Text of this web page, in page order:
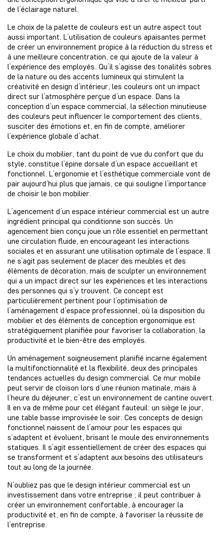
de l’éclairage naturel.
Le choix de la palette de couleurs est un autre aspect tout
aussi important. L’utilisation de couleurs apaisantes permet
de créer un environnement propice à la réduction du stress et
à une meilleure concentration, ce qui ajoute de la valeur à
l’expérience des employés. Qu’il s’agisse des tonalités sobres
de la nature ou des accents lumineux qui stimulent la
créativité en design d’intérieur, les couleurs ont un impact
direct sur l’atmosphère perçue d’un espace. Dans la
conception d’un espace commercial, la sélection minutieuse
des couleurs peut influencer le comportement des clients,
susciter des émotions et, en fin de compte, améliorer
l’expérience globale d’achat.
Le choix du mobilier, tant du point de vue du confort que du
style, constitue l’épine dorsale d’un espace accueillant et
fonctionnel. L’ergonomie et l’esthétique commerciale vont de
pair aujourd’hui plus que jamais, ce qui souligne l’importance
de choisir le bon mobilier.
L’agencement d’un espace intérieur commercial est un autre
ingrédient principal qui conditionne son succès. Un
agencement bien conçu joue un rôle essentiel en permettant
une circulation fluide, en encourageant les interactions
sociales et en assurant une utilisation optimale de l’espace. Il
ne s’agit pas seulement de placer des meubles et des
éléments de décoration, mais de sculpter un environnement
qui a un impact direct sur les expériences et les interactions
des personnes qui s’y trouvent. Ce concept est
particulièrement pertinent pour l’optimisation de
l’aménagement d’espace professionnel, où la disposition du
mobilier et des éléments de conception ergonomique est
stratégiquement planifiée pour favoriser la collaboration, la
productivité et le bien-être des employés.
Un aménagement soigneusement planifié incarne également
la multifonctionnalité et la flexibilité, deux des principales
tendances actuelles du design commercial. Ce mur mobile
peut servir de cloison lors d’une réunion matinale, mais à
l’heure du déjeuner, c’est un environnement de cantine ouvert.
Il en va de même pour cet élégant fauteuil: un siège le jour,
une table basse improvisée le soir. Ces concepts de design
fonctionnel naissent de l’amour pour les espaces qui
s’adaptent et évoluent, brisant le moule des environnements
statiques. Il s’agit essentiellement de créer des espaces qui
se transforment et s’adaptent aux besoins des utilisateurs
tout au long de la journée.
N’oubliez pas que le design intérieur commercial est un
investissement dans votre entreprise ; il peut contribuer à
créer un environnement confortable, à encourager la
productivité et, en fin de compte, à favoriser la réussite de
l’entreprise.